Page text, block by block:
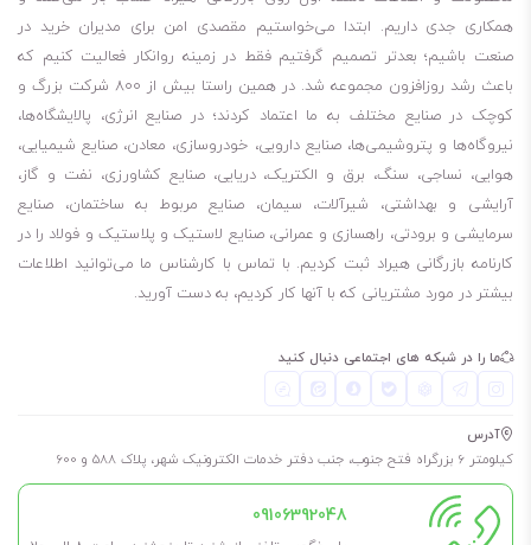
همکاری جدی داریم. ابتدا می‌خواستیم مقصدی امن برای مدیران خرید در
صنعت باشیم؛ بعدتر تصمیم گرفتیم فقط در زمینه روانکار فعالیت کنیم که
باعث رشد روزافزون مجموعه شد. در همین راستا بیش از 800 شرکت بزرگ و
کوچک در صنایع مختلف به ما اعتماد کردند؛ در صنایع انرژی، پالایشگاه‌ها،
نیروگاه‌ها و پتروشیمی‌ها، صنایع دارویی، خودروسازی، معادن، صنایع شیمیایی،
هوایی، نساجی، سنگ، برق و الکتریک، دریایی، صنایع کشاورزی، نفت و گاز،
آرایشی و بهداشتی، شیرآلات، سیمان، صنایع مربوط به ساختمان، صنایع
سرمایشی و برودتی، راهسازی و عمرانی، صنایع لاستیک و پلاستیک و فولاد را در
کارنامه بازرگانی هیراد ثبت کردیم. با تماس با کارشناس ما می‌توانید اطلاعات
بیشتر در مورد مشتریانی که با آنها کار کردیم، به دست آورید.
ما را در شبکه های اجتماعی دنبال کنید
آدرس
کیلومتر 6 بزرگراه فتح جنوب، جنب دفتر خدمات الکترونیک شهر، پلاک 588 و 600
09106392048